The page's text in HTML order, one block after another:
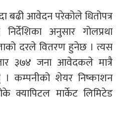
बढी आवेदन परेकोले धितोपत्र
अनुसार गोलप्रथा
दरले वितरण हुनेछ । त्यस
३७४ जना आवेदकले मात्रै
कम्पनीको शेयर निष्काशन
क्यापिटल मार्केट लिमिटेड